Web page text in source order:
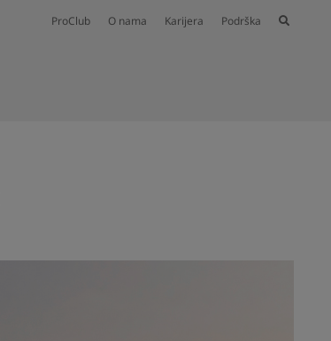
ProClub O nama Karijera Podrška